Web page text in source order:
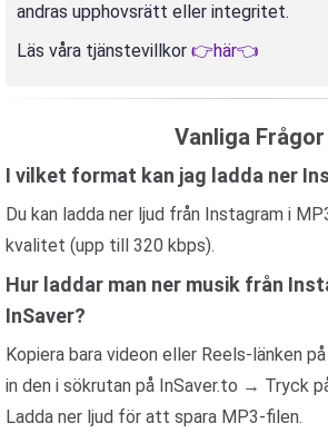
andras upphovsrätt eller integritet.
Läs våra tjänstevillkor 👉här👈
Vanliga Frågor
I vilket format kan jag ladda ner
Du kan ladda ner ljud från Instagram i
kvalitet (upp till 320 kbps).
Hur laddar man ner musik från
InSaver?
Kopiera bara videon eller Reels-länken
in den i sökrutan på InSaver.to → Tryck
Ladda ner ljud för att spara MP3-filen.